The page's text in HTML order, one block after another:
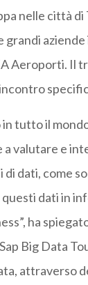
nelle città
Aeroporti. Il
tutto il
valutare e
dati, come
dati in
ha
Big Data
attraverso